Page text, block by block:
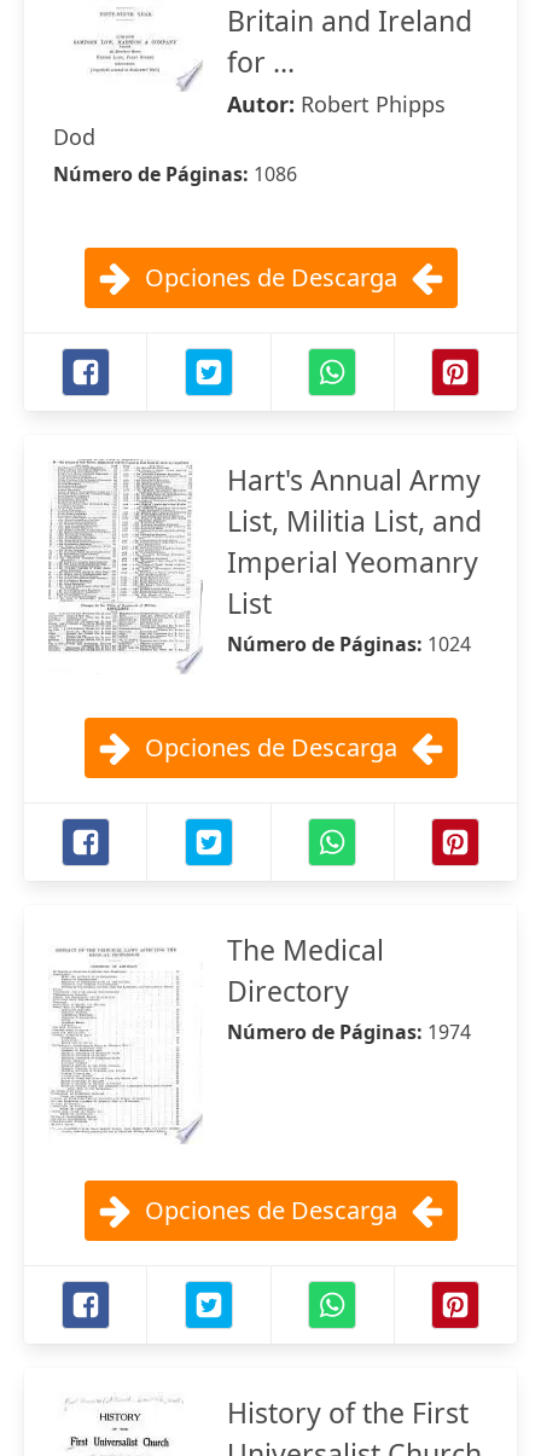
Britain and Ireland
for ...
Autor: Robert Phipps
Dod
Número de Páginas: 1086
Opciones de Descarga
Hart's Annual Army
List, Militia List, and
Imperial Yeomanry
List
Número de Páginas: 1024
Opciones de Descarga
The Medical
Directory
Número de Páginas: 1974
Opciones de Descarga
History of the First